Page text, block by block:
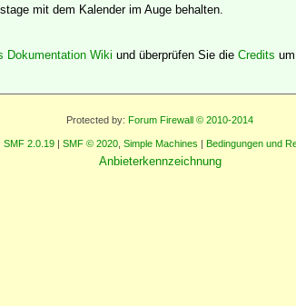
mit dem Kalender im Auge behalten.
Dokumentation Wiki und überprüfen Sie die Credits
Protected by: Forum Firewall © 2010-2014
SMF 2.0.19 | SMF © 2020 Simple Machines | Bedingungen und
Anbieterkennzeichnung